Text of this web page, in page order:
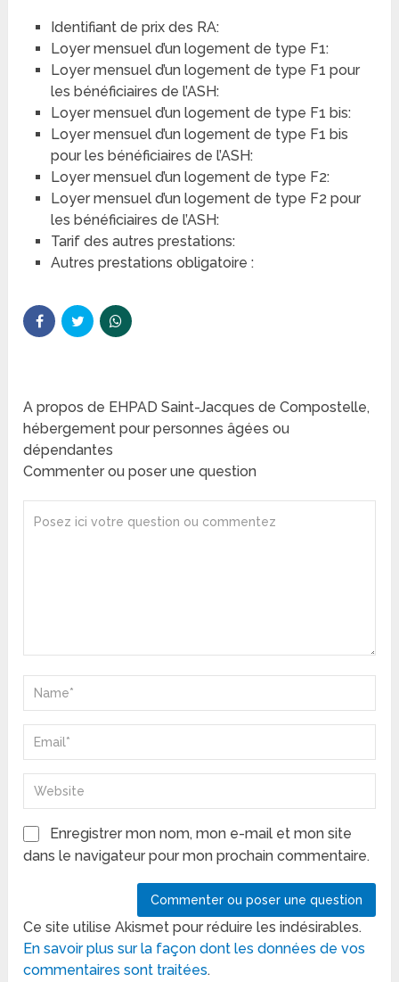
Identifiant de prix des RA:
Loyer mensuel d’un logement de type F1:
Loyer mensuel d’un logement de type F1 pour
les bénéficiaires de l’ASH:
Loyer mensuel d’un logement de type F1 bis:
Loyer mensuel d’un logement de type F1 bis
pour les bénéficiaires de l’ASH:
Loyer mensuel d’un logement de type F2:
Loyer mensuel d’un logement de type F2 pour
les bénéficiaires de l’ASH:
Tarif des autres prestations:
Autres prestations obligatoire :
A propos de EHPAD Saint-Jacques de Compostelle,
hébergement pour personnes âgées ou
dépendantes
Commenter ou poser une question
Enregistrer mon nom, mon e-mail et mon site
dans le navigateur pour mon prochain commentaire.
Ce site utilise Akismet pour réduire les indésirables.
En savoir plus sur la façon dont les données de vos
commentaires sont traitées.